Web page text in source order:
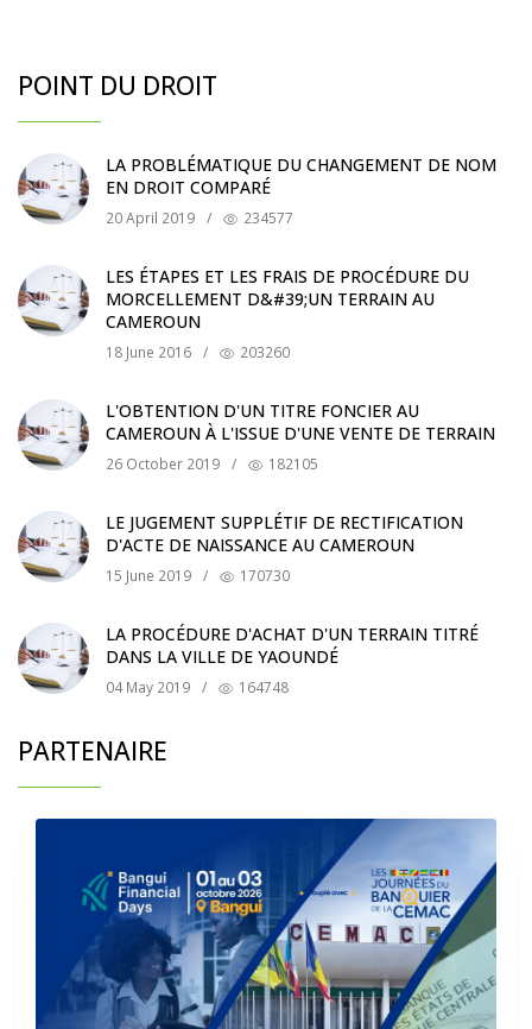
POINT DU DROIT
LA PROBLÉMATIQUE DU CHANGEMENT DE NOM
EN DROIT COMPARÉ
20 April 2019 / 234577
LES ÉTAPES ET LES FRAIS DE PROCÉDURE DU
MORCELLEMENT D&#39;UN TERRAIN AU
CAMEROUN
18 June 2016 / 203260
L'OBTENTION D'UN TITRE FONCIER AU
CAMEROUN À L'ISSUE D'UNE VENTE DE TERRAIN
26 October 2019 / 182105
LE JUGEMENT SUPPLÉTIF DE RECTIFICATION
D'ACTE DE NAISSANCE AU CAMEROUN
15 June 2019 / 170730
LA PROCÉDURE D'ACHAT D'UN TERRAIN TITRÉ
DANS LA VILLE DE YAOUNDÉ
04 May 2019 / 164748
PARTENAIRE